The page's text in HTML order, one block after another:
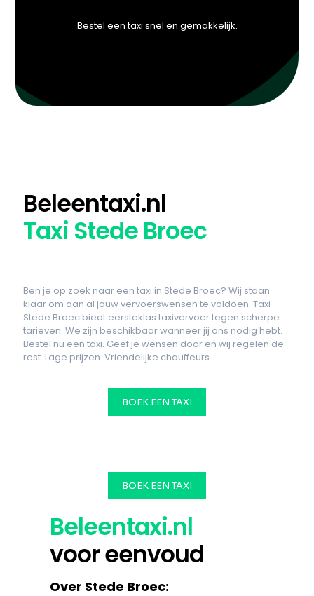
Bestel een taxi snel en gemakkelijk.
Beleentaxi.nl
Taxi Stede Broec
Ben je op zoek naar een taxi in Stede Broec? Wij staan
klaar om aan al jouw vervoerswensen te voldoen. Taxi
Stede Broec biedt eersteklas taxivervoer tegen scherpe
tarieven. We zijn beschikbaar wanneer jij ons nodig hebt.
Bestel nu een taxi. Geef je wensen door en wij regelen de
rest. Lage prijzen. Vriendelijke chauffeurs.
BOEK EEN TAXI
BOEK EEN TAXI
Beleentaxi.nl
voor eenvoud
Over Stede Broec: